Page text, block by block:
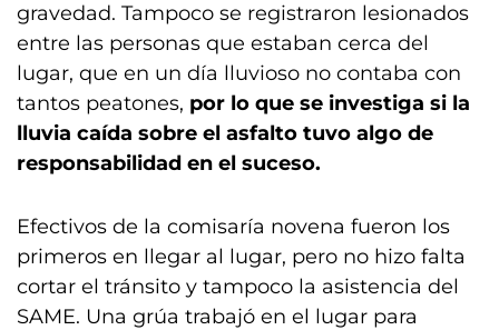
gravedad. Tampoco se registraron lesionados
entre las personas que estaban cerca del
lugar, que en un día lluvioso no contaba con
tantos peatones, por lo que se investiga si la
lluvia caída sobre el asfalto tuvo algo de
responsabilidad en el suceso.
Efectivos de la comisaría novena fueron los
primeros en llegar al lugar, pero no hizo falta
cortar el tránsito y tampoco la asistencia del
SAME. Una grúa trabajó en el lugar para